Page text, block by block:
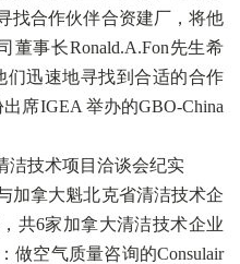
找合作伙伴合资建厂，将他
董事长Ronald.A.Fon先生希
们迅速地寻找到合适的合作
席IGEA 举办的GBO-China
拿大魁北克省清洁技术企
共6家加拿大清洁技术企业
做空气质量咨询的Consulair